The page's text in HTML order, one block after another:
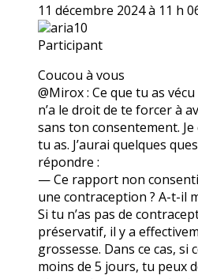
11 décembre 2024 à 11 h
aria10
Participant
Coucou à vous
@Mirox : Ce que tu as
n’a le droit de te forcer à
sans ton consentement.
tu as. J’aurai quelques
répondre :
— Ce rapport non
une contraception ? A-t-il
Si tu n’as pas de
préservatif, il y a
grossesse. Dans ce cas, si
moins de 5 jours, tu peux